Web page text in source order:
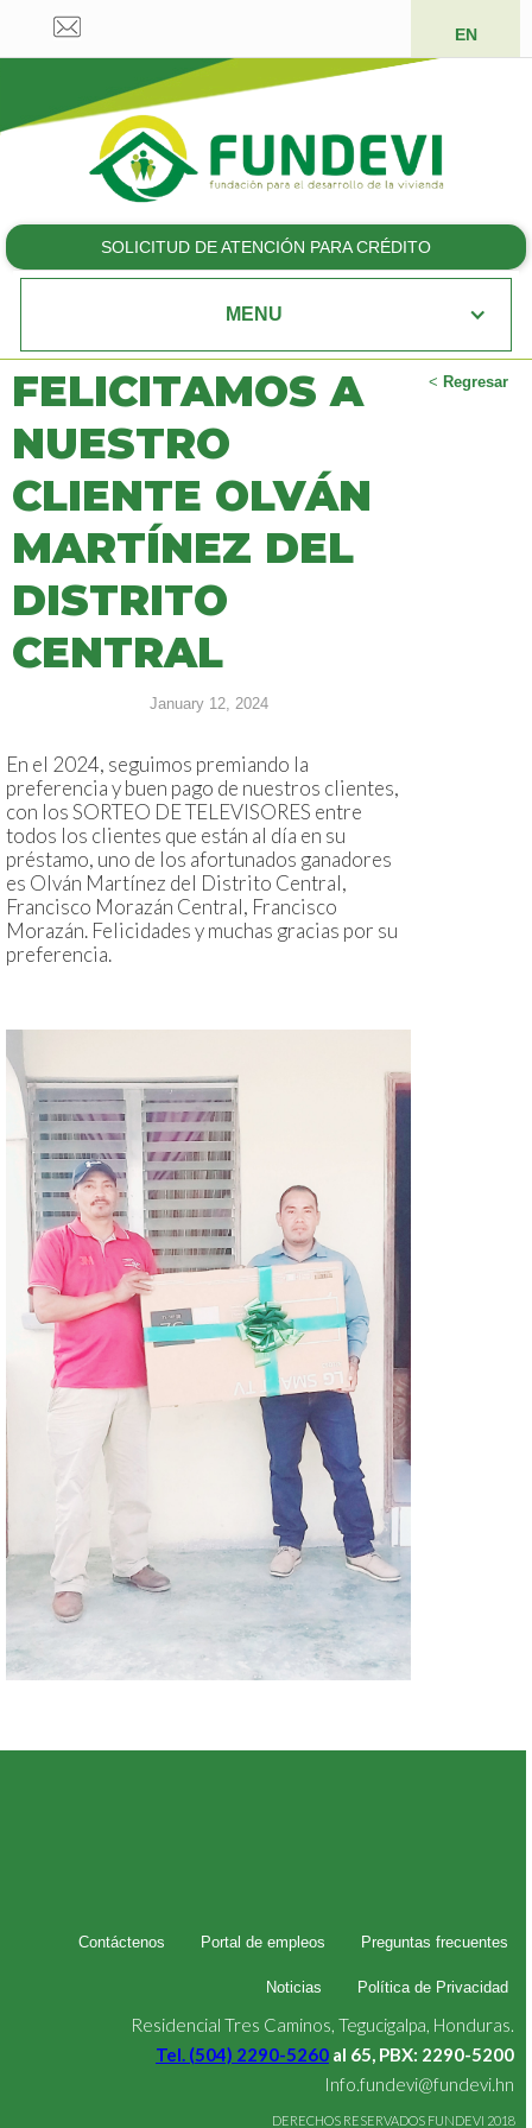
EN
SOLICITUD DE ATENCIÓN PARA CRÉDITO
MENU
< Regresar
FELICITAMOS A
NUESTRO
CLIENTE OLVÁN
MARTÍNEZ DEL
DISTRITO
CENTRAL
January 12, 2024
En el 2024, seguimos premiando la
preferencia y buen pago de nuestros clientes,
con los SORTEO DE TELEVISORES entre
todos los clientes que están al día en su
préstamo, uno de los afortunados ganadores
es Olván Martínez del Distrito Central,
Francisco Morazán Central, Francisco
Morazán. Felicidades y muchas gracias por su
preferencia.
Contáctenos Portal de empleos Preguntas frecuentes
Noticias Política de Privacidad
Residencial Tres Caminos, Tegucigalpa, Honduras.
Tel. (504) 2290-5260 al 65, PBX: 2290-5200
Info.fundevi@fundevi.hn
DERECHOS RESERVADOS FUNDEVI 2018